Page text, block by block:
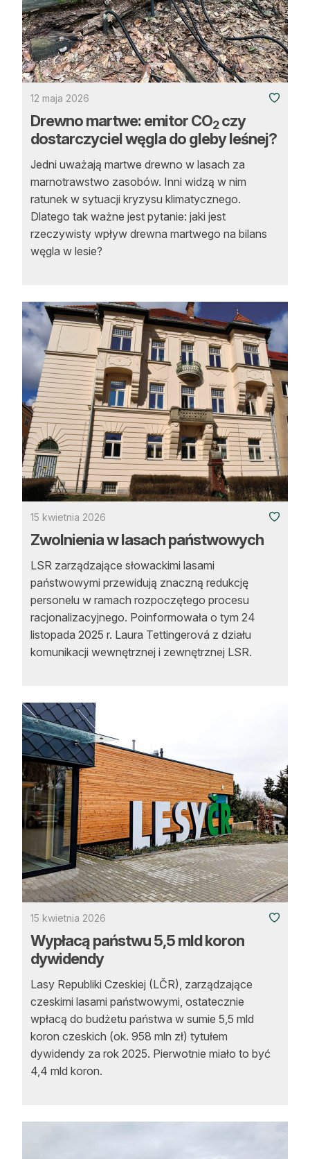
Strefa eksperta
Auto do lasu
Dla drwala
Leśnik na zakupach
Z zagranicy
Edukacja
Lasy prywatne
O nas
Prenumerata
Reklama
Zostań autorem
Archiwum
Kontakt
12 maja 2026
Drewno martwe: emitor CO2czy
dostarczyciel węgla do gleby leśnej?
Jedni uważają martwe drewno w lasach za
marnotrawstwo zasobów. Inni widzą w nim
ratunek w sytuacji kryzysu klimatycznego.
Dlatego tak ważne jest pytanie: jaki jest
rzeczywisty wpływ drewna martwego na bilans
węgla w lesie?
15 kwietnia 2026
Zwolnienia w lasach państwowych
LSR zarządzające słowackimi lasami
państwowymi przewidują znaczną redukcję
personelu w ramach rozpoczętego procesu
racjonalizacyjnego. Poinformowała o tym 24
listopada 2025 r. Laura Tettingerová z działu
komunikacji wewnętrznej i zewnętrznej LSR.
15 kwietnia 2026
Wypłacą państwu 5,5 mld koron
dywidendy
Lasy Republiki Czeskiej (LČR), zarządzające
czeskimi lasami państwowymi, ostatecznie
wpłacą do budżetu państwa w sumie 5,5 mld
koron czeskich (ok. 958 mln zł) tytułem
dywidendy za rok 2025. Pierwotnie miało to być
4,4 mld koron.